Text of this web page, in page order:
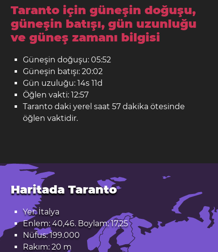
Taranto için güneşin doğuşu,
güneşin batışı, gün uzunluğu
ve güneş zamanı bilgisi
Güneşin doğuşu: 05:52
Güneşin batışı: 20:02
Gün uzuluğu: 14s 11d
Öğlen vakti: 12:57
Taranto daki yerel saat 57 dakika ötesinde
öğlen vaktidir.
Haritada Taranto
Yer: İtalya
Enlem: 40,46. Boylam: 17,25
Nüfus: 199.000
Rakım: 20 m